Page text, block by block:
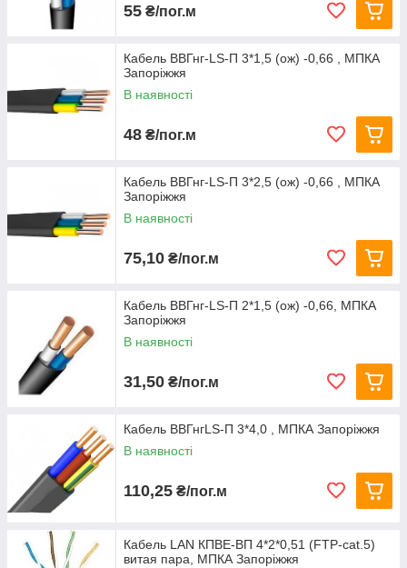
55 ₴/пог.м
Кабель ВВГнг-LS-П 3*1,5 (ож) -0,66 , МПКА
Запоріжжя
В наявності
48 ₴/пог.м
Кабель ВВГнг-LS-П 3*2,5 (ож) -0,66 , МПКА
Запоріжжя
В наявності
75,10 ₴/пог.м
Кабель ВВГнг-LS-П 2*1,5 (ож) -0,66, МПКА
Запоріжжя
В наявності
31,50 ₴/пог.м
Кабель ВВГнгLS-П 3*4,0 , МПКА Запоріжжя
В наявності
110,25 ₴/пог.м
Кабель LAN КПВЕ-ВП 4*2*0,51 (FTP-cat.5)
витая пара, МПКА Запоріжжя